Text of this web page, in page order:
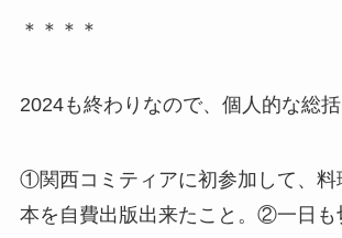
＊＊＊＊
2024も終わりなので、個人的な総括
①関西コミティアに初参加して、料
本を自費出版出来たこと。②一日も